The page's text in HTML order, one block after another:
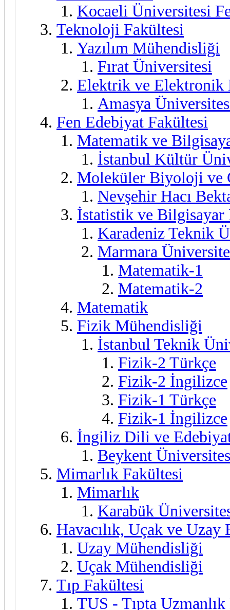
Kocaeli Üniversitesi
Teknoloji Fakültesi
Yazılım Mühendisliği
Fırat Üniversitesi
Elektrik ve Elektronik
Amasya
Fen Edebiyat Fakültesi
Matematik ve
İstanbul Kültür
Moleküler Biyoloji ve
Nevşehir Hacı
İstatistik ve
Karadeniz Teknik
Marmara
Matematik-1
Matematik-2
Matematik
Fizik Mühendisliği
İstanbul Teknik
Fizik-2 Türkçe
Fizik-2 İngilizce
Fizik-1 Türkçe
Fizik-1 İngilizce
İngiliz Dili ve
Beykent
Mimarlık Fakültesi
Mimarlık
Karabük
Havacılık, Uçak ve
Uzay Mühendisliği
Uçak Mühendisliği
Tıp Fakültesi
TUS - Tıpta